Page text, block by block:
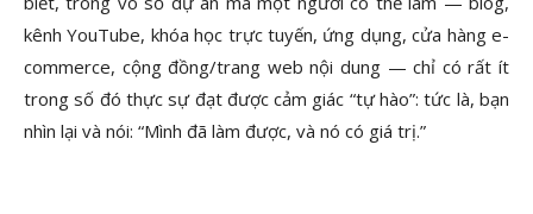
kênh YouTube, khóa học trực tuyến, ứng dụng, cửa hàng e-
commerce, cộng đồng/trang web nội dung — chỉ có rất ít
trong số đó thực sự đạt được cảm giác “tự hào”: tức là, bạn
nhìn lại và nói: “Mình đã làm được, và nó có giá trị.”